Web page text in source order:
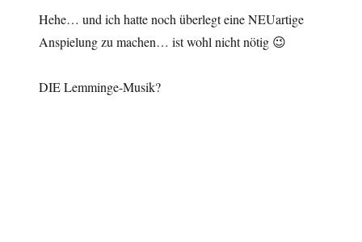
Hehe… und ich hatte noch überlegt eine NEUartige
Anspielung zu machen… ist wohl nicht nötig 😉
DIE Lemminge-Musik?